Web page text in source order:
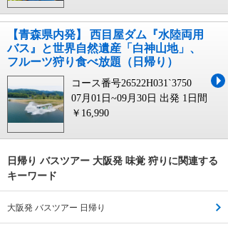
【青森県内発】 西目屋ダム『水陸両用
バス』と世界自然遺産「白神山地」、
フルーツ狩り食べ放題（日帰り）
コース番号26522H031`3750
07月01日~09月30日 出発 1日間
￥16,990
日帰り バスツアー 大阪発 味覚 狩りに関連する
キーワード
大阪発 バスツアー 日帰り